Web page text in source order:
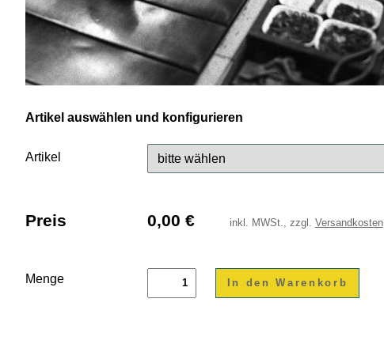
Artikel auswählen und konfigurieren
Artikel
Preis 0,00 € inkl. MWSt., zzgl. Versandkosten
Menge